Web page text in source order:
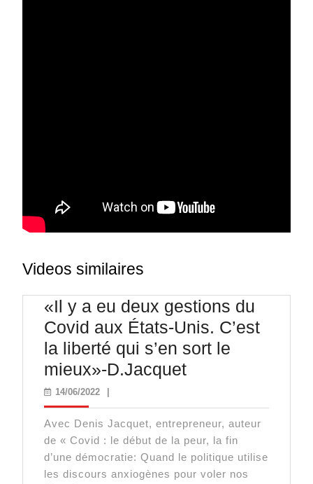
Videos similaires
«Il y a eu deux gestions du
Covid aux États-Unis. C’est
la liberté qui s’en sort le
mieux»-D.Jacquet«Il
a
eu
deux
gestions
14/06/202214/06/2022
Avec Denis Jacquet, entrepreneur, auteur
de « Covid : le début de la peur, la fin
d’une démocratie: Quand le politique utilise
les discours anxiogènes pour voler nos